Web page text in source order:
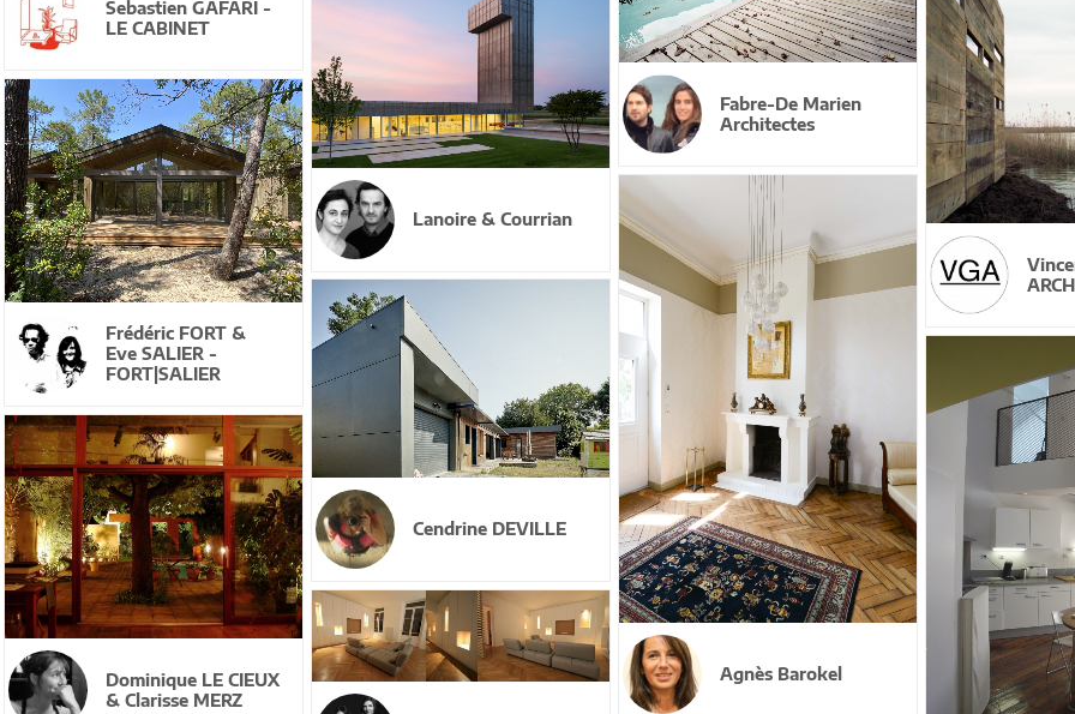
Fabre-De Marien
Architectes
Sebastien GAFARI -
LE CABINET
Lanoire & Courrian
Frédéric FORT &
Eve SALIER -
FORT|SALIER
Agnès Barokel
Cendrine DEVILLE
Dominique LE CIEUX
& Clarisse MERZ